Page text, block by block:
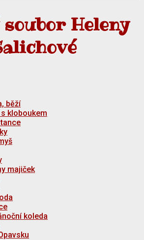
Heleny
běží
kloboukem
majiček
koleda